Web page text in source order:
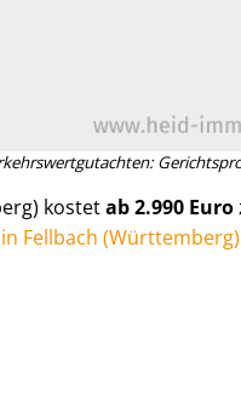
kostetab 2.990 Euro
Fellbach (Württemberg)